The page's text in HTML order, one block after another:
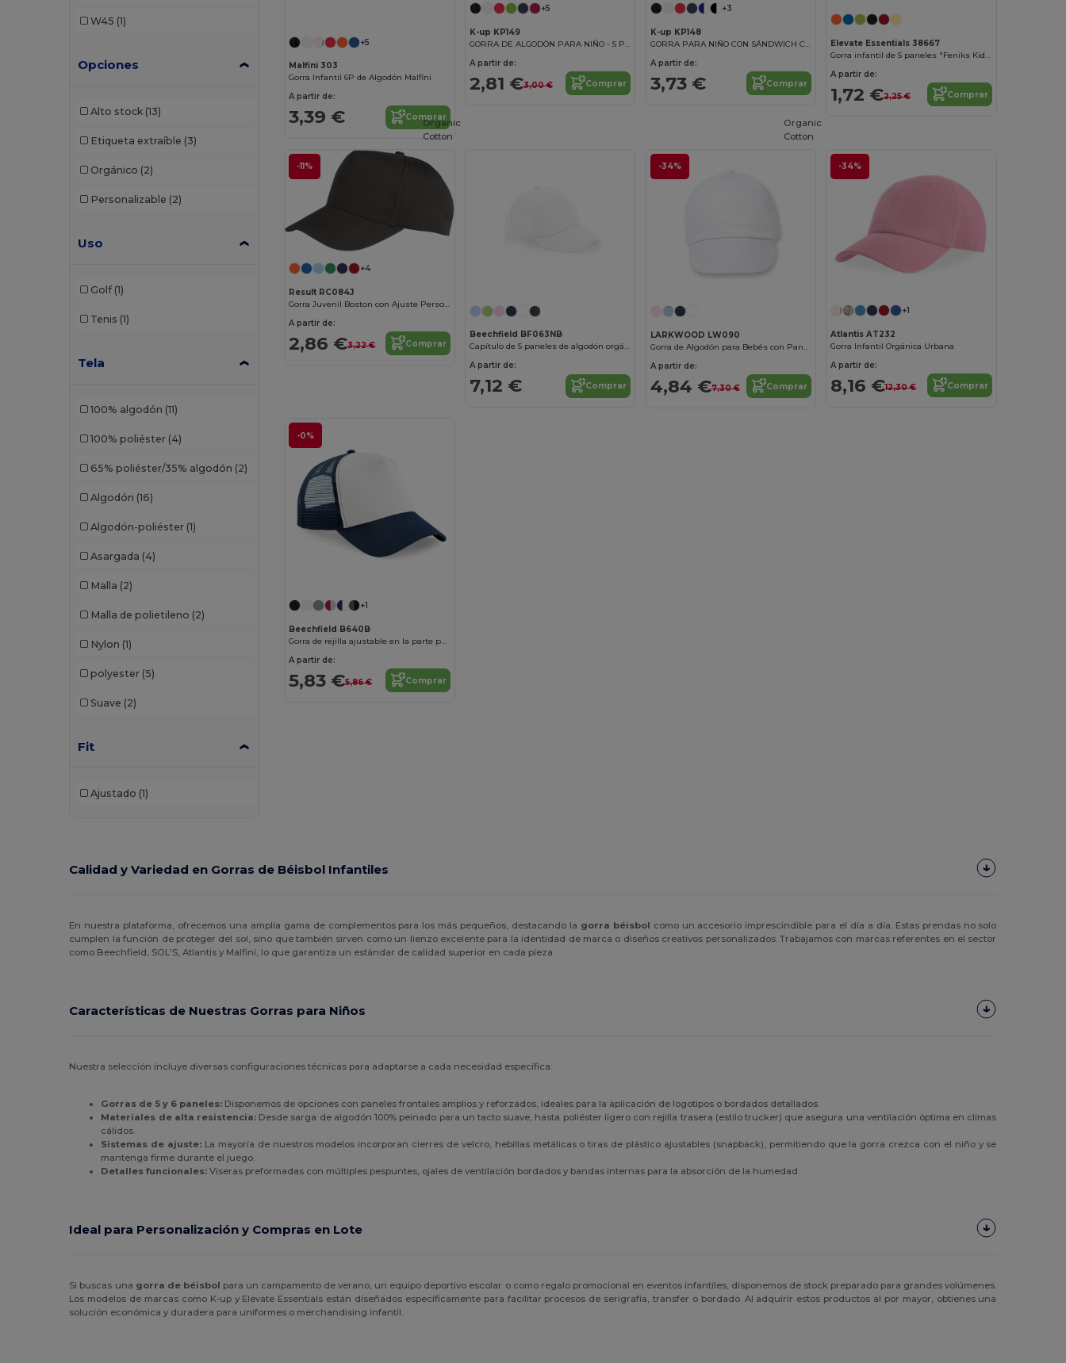
W45 (1)
Opciones
Alto stock (13)
Etiqueta extraíble (3)
Orgánico (2)
Personalizable (2)
Uso
Golf (1)
Tenis (1)
Tela
100% algodón (11)
100% poliéster (4)
65% poliéster/35% algodón (2)
Algodón (16)
Algodón-poliéster (1)
Asargada (4)
Malla (2)
Malla de polietileno (2)
Nylon (1)
polyester (5)
Suave (2)
Fit
Ajustado (1)
+5
Malfini 303
Gorra Infantil 6P de Algodón Malfini
A partir de:
3,39 € Comprar
+5
K-up KP149
GORRA DE ALGODÓN PARA NIÑO - 5 PANELES
A partir de:
2,81 €3,00 € Comprar
+3
K-up KP148
GORRA PARA NIÑO CON SÁNDWICH CONTRASTADO - 5 PANELES
A partir de:
3,73 € Comprar
Elevate Essentials 38667
Gorra infantil de 5 paneles "Feniks Kids"
A partir de:
1,72 €2,25 € Comprar
-11%
+4
Result RC084J
Gorra Juvenil Boston con Ajuste Personalizado
A partir de:
2,86 €3,22 € Comprar
Organic
Cotton
Beechfield BF063NB
Capítulo de 5 paneles de algodón orgánico junior
A partir de:
7,12 € Comprar
-34%
LARKWOOD LW090
Gorra de Algodón para Bebés con Panel Decorativo
A partir de:
4,84 €7,30 € Comprar
-34%
Organic
Cotton
+1
Atlantis AT232
Gorra Infantil Orgánica Urbana
A partir de:
8,16 €12,30 € Comprar
-0%
+1
Beechfield B640B
A partir de:
5,83 €5,86 € Comprar
Calidad y Variedad en Gorras de Béisbol Infantiles
En nuestra plataforma, ofrecemos una amplia gama de complementos para los más pequeños, destacando la gorra béisbol como un accesorio imprescindible para el día a día. Estas prendas no solo
cumplen la función de proteger del sol, sino que también sirven como un lienzo excelente para la identidad de marca o diseños creativos personalizados. Trabajamos con marcas referentes en el sector
como Beechfield, SOL'S, Atlantis y Malfini, lo que garantiza un estándar de calidad superior en cada pieza.
Características de Nuestras Gorras para Niños
Nuestra selección incluye diversas configuraciones técnicas para adaptarse a cada necesidad específica:
Gorras de 5 y 6 paneles: Disponemos de opciones con paneles frontales amplios y reforzados, ideales para la aplicación de logotipos o bordados detallados.
Materiales de alta resistencia: Desde sarga de algodón 100% peinado para un tacto suave, hasta poliéster ligero con rejilla trasera (estilo trucker) que asegura una ventilación óptima en climas
cálidos.
Sistemas de ajuste: La mayoría de nuestros modelos incorporan cierres de velcro, hebillas metálicas o tiras de plástico ajustables (snapback), permitiendo que la gorra crezca con el niño y se
mantenga firme durante el juego.
Detalles funcionales: Viseras preformadas con múltiples pespuntes, ojales de ventilación bordados y bandas internas para la absorción de la humedad.
Ideal para Personalización y Compras en Lote
Si buscas una gorra de béisbol para un campamento de verano, un equipo deportivo escolar o como regalo promocional en eventos infantiles, disponemos de stock preparado para grandes volúmenes.
Los modelos de marcas como K-up y Elevate Essentials están diseñados específicamente para facilitar procesos de serigrafía, transfer o bordado. Al adquirir estos productos al por mayor, obtienes una
solución económica y duradera para uniformes o merchandising infantil.